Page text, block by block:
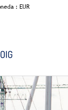
: EUR